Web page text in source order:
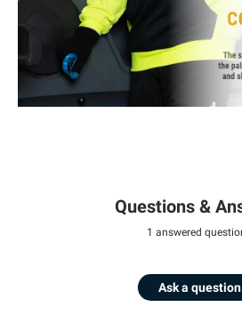
Questions &
1 answered
Ask a question